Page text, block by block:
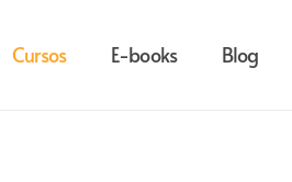
Cursos E-books Blog